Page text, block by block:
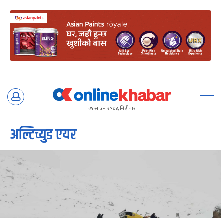
Skip
२१ साउन २०८३, बिहीबार
अल्टिच्युड एयर